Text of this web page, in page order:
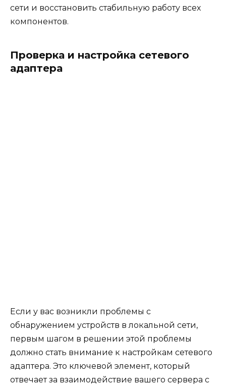
сети и восстановить стабильную работу всех
компонентов.
Проверка и настройка сетевого
адаптера
Если у вас возникли проблемы с
обнаружением устройств в локальной сети,
первым шагом в решении этой проблемы
должно стать внимание к настройкам сетевого
адаптера. Это ключевой элемент, который
отвечает за взаимодействие вашего сервера с